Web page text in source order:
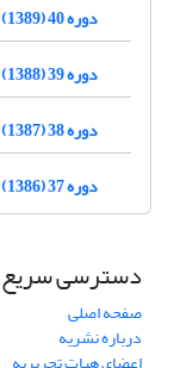
دوره 40 (1389)
دوره 39 (1388)
دوره 38 (1387)
دوره 37 (1386)
دسترسی سریع
صفحه اصلی
درباره نشریه